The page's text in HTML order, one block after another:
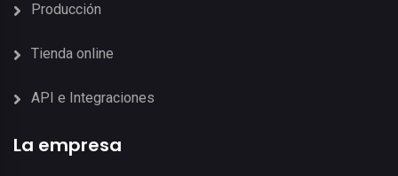
Producción
Tienda online
API e Integraciones
La empresa